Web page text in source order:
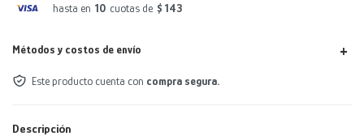
hasta en 10 cuotas de $ 143
Métodos y costos de envío
Este producto cuenta con compra segura.
Descripción